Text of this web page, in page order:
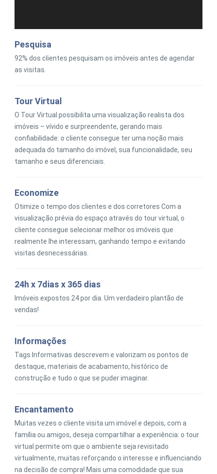
Pesquisa
92% dos clientes pesquisam os imóveis antes de agendar
as visitas.
Tour Virtual
O Tour Virtual possibilita uma visualização realista dos
imóveis – vívido e surpreendente, gerando mais
confiabilidade: o cliente consegue ter uma noção mais
adequada do tamanho do imóvel, sua funcionalidade, seu
tamanho e seus diferenciais.
Economize
Otimize o tempo dos clientes e dos corretores Com a
visualização prévia do espaço através do tour virtual, o
cliente consegue selecionar melhor os imóveis que
realmente lhe interessam, ganhando tempo e evitando
visitas desnecessárias.
24h x 7dias x 365 dias
Imóveis expostos 24 por dia. Um verdadeiro plantão de
vendas!
Informações
Tags Informativas descrevem e valorizam os pontos de
destaque, materiais de acabamento, histórico de
construção e tudo o que se puder imaginar.
Encantamento
Muitas vezes o cliente visita um imóvel e depois, com a
família ou amigos, deseja compartilhar a experiência: o tour
virtual permite om que o ambiente seja revisitado
virtualmente, muitas reforçando o interesse e influenciando
na decisão de compra! Mais uma comodidade que sua